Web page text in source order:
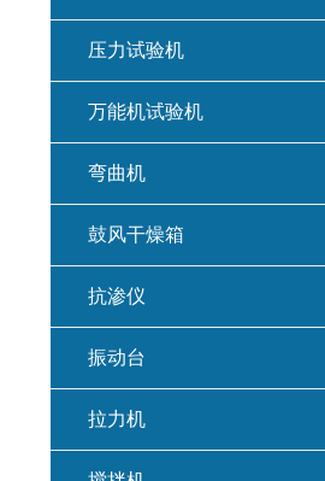
压力试验机
万能机试验机
弯曲机
鼓风干燥箱
抗渗仪
振动台
拉力机